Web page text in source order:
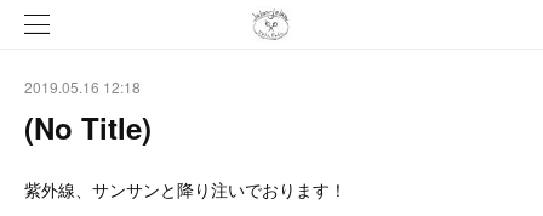
2019.05.16 12:18
(No Title)
紫外線、サンサンと降り注いでおります！